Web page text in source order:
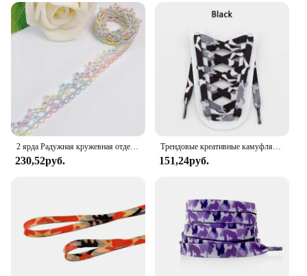
2 ярда Радужная кружевная отделка, Крафтовая Цветочная кружевная ткань из полиэстера, венецианская Цветочная вышитая кружевная лента с аппликацией, декоративная кружевная лента 1,6 см
230,52руб.
Трендовые креативные камуфляжные шнурки для кроссовок шириной 0,8 см 120/140/160 см шнурки на плоской подошве для женщин и мужчин AJ1 и AF1
151,24руб.